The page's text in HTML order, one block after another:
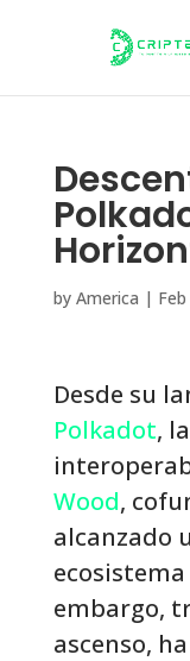
by America |
Desde su
Polkadot,
Wood,
alcanzado
embargo,
ascenso,